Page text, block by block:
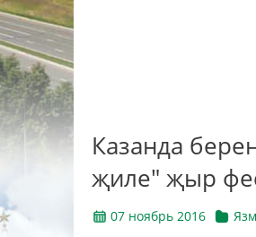
Казанда
җиле" җыр
07 ноябрь 2016